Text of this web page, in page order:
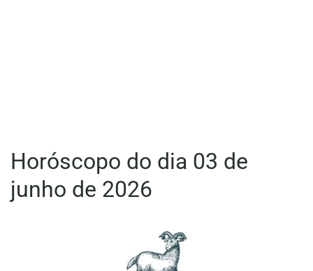
Horóscopo do dia 03 de
junho de 2026